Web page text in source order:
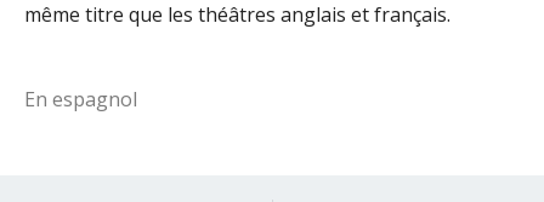
même titre que les théâtres anglais et français.
En espagnol